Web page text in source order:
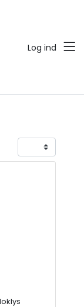
Log ind